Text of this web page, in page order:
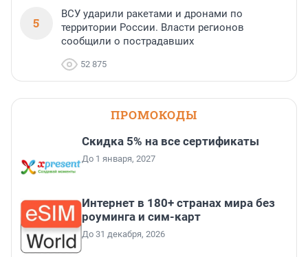
5
ВСУ ударили ракетами и дронами по
территории России. Власти регионов
сообщили о пострадавших
52 875
ПРОМОКОДЫ
Скидка 5% на все сертификаты
До 1 января, 2027
Интернет в 180+ странах мира без
роуминга и сим-карт
До 31 декабря, 2026